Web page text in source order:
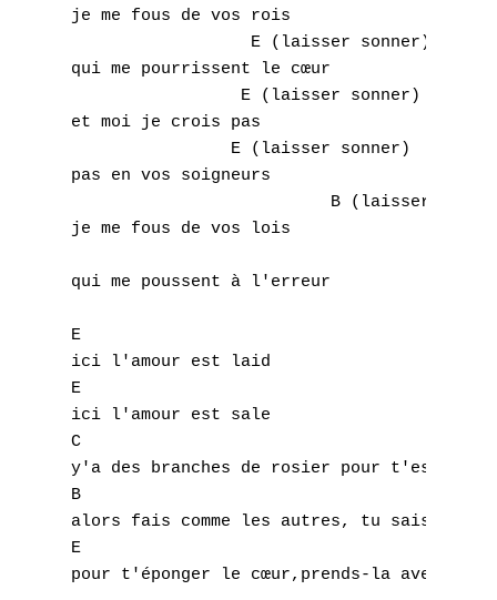
je me fous de vos rois
                  E (laisser sonner)
qui me pourrissent le cœur
                 E (laisser sonner)
et moi je crois pas
                E (laisser sonner)
pas en vos soigneurs
B (laisser
je me fous de vos lois
qui me poussent à l'erreur
E
ici l'amour est laid
E
ici l'amour est sale
C
y'a des branches de rosier pour t'essuyer
B
alors fais comme les autres, tu sais, à
E
pour t'éponger le cœur,prends-la avec du
J
K
L
M
S
T